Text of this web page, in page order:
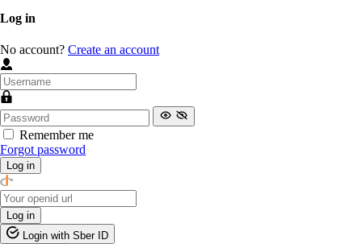
Log in
No account? Create an account
Remember me
Forgot password
Log in
Log in
Login with Sber ID